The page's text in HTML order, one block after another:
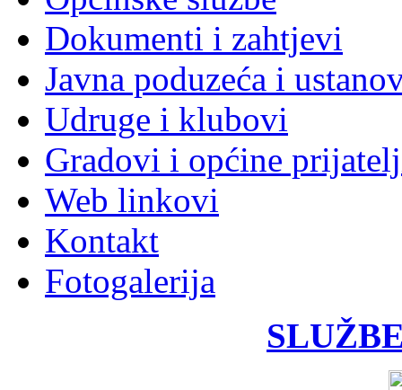
Dokumenti i zahtjevi
Javna poduzeća i
Udruge i klubovi
Gradovi i općine
Web linkovi
Kontakt
Fotogalerija